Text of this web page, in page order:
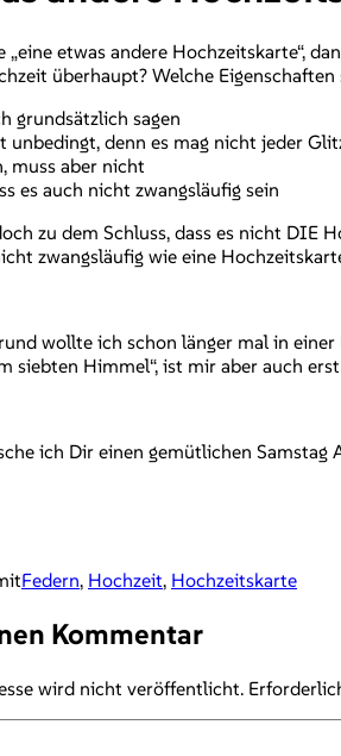
„eine etwas andere Hochzeitskarte“,
überhaupt? Welche
grundsätzlich sagen
unbedingt, denn es mag nicht jeder
muss aber nicht
es auch nicht zwangsläufig sein
zu dem Schluss, dass es nicht DIE
zwangsläufig wie eine
wollte ich schon länger mal in
siebten Himmel“, ist mir aber auch
ich Dir einen gemütlichen
Federn, Hochzeit, Hochzeitskarte
Kommentar
wird nicht veröffentlicht.